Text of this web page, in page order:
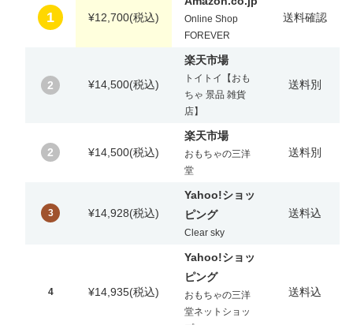
1 ¥12,700(税込)
Online Shop
FOREVER
送料確認
2 ¥14,500(税込)
楽天市場
トイトイ【おも
ちゃ 景品 雑貨
店】
送料別
2 ¥14,500(税込)
楽天市場
おもちゃの三洋
堂
送料別
3 ¥14,928(税込)
Yahoo!ショッ
ピング
Clear sky
送料込
4 ¥14,935(税込)
Yahoo!ショッ
ピング
おもちゃの三洋
堂ネットショッ
送料込